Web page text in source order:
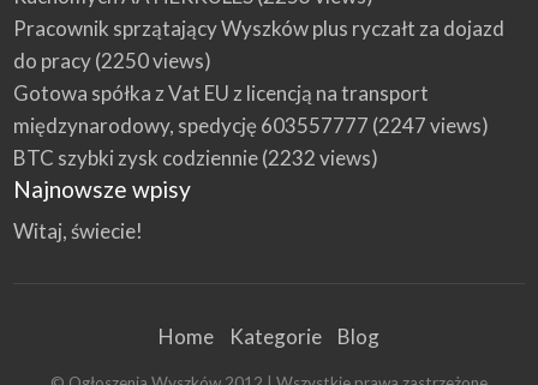
Pracownik sprzątający Wyszków plus ryczałt za dojazd
do pracy(2250 views)
Gotowa spółka z Vat EU z licencją na transport
międzynarodowy, spedycję 603557777 (2247 views)
BTC szybki zysk codziennie(2232 views)
Najnowsze wpisy
Witaj, świecie!
Home Kategorie Blog